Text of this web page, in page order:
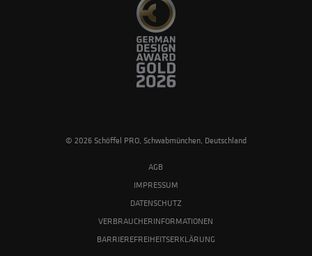
© 2026 Schöffel PRO, Schwabmünchen, Deutschland
AGB
IMPRESSUM
DATENSCHUTZ
VERBRAUCHERINFORMATIONEN
BARRIEREFREIHEITSERKLÄRUNG